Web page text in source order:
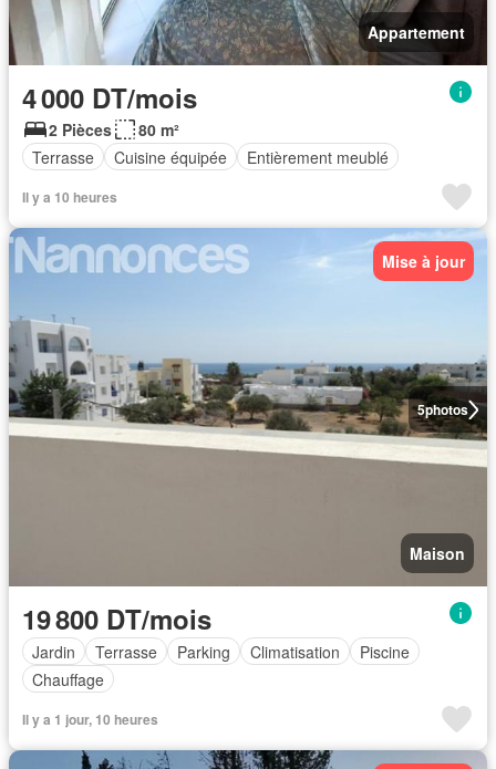
Appartement
4 000 DT/mois
2 Pièces
80 m²
Terrasse
Cuisine équipée Entièrement meublé
Il y a 10 heures
5photos
Mise à jour
Maison
19 800 DT/mois
Jardin Terrasse Parking Climatisation
Piscine
Chauffage
Il y a 1 jour, 10 heures